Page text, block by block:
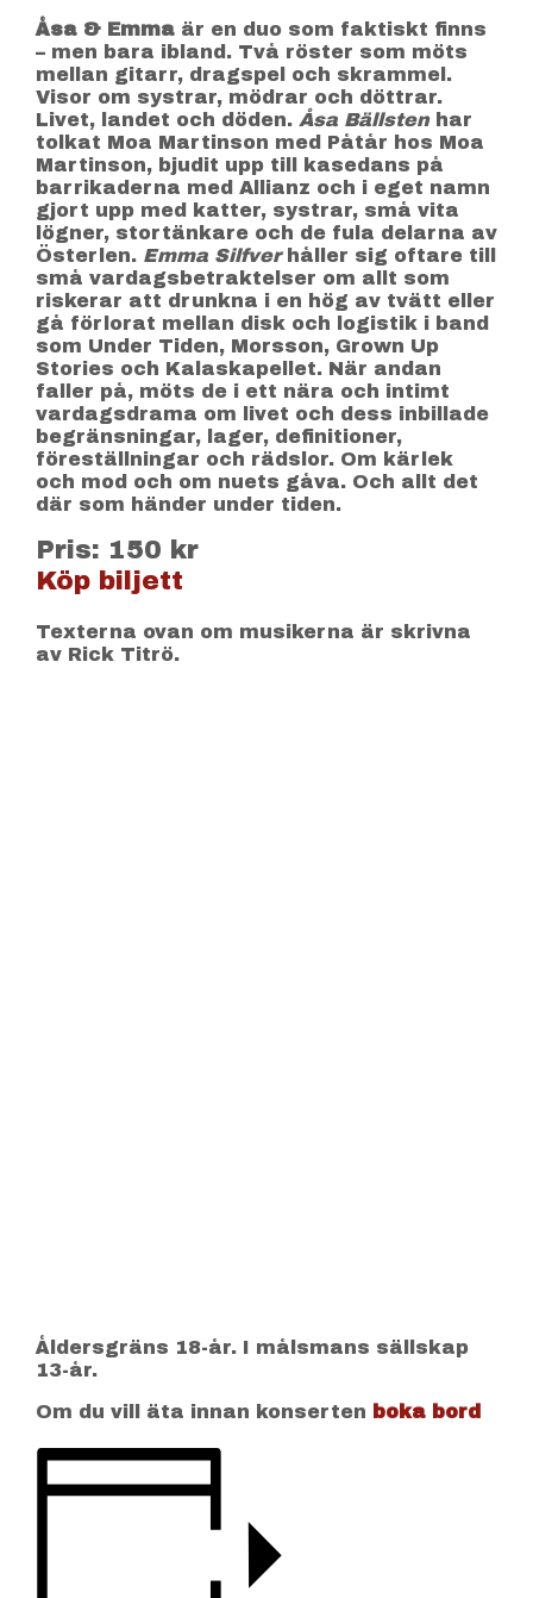
Åsa & Emma är en duo som faktiskt finns
– men bara ibland. Två röster som möts
mellan gitarr, dragspel och skrammel.
Visor om systrar, mödrar och döttrar.
Livet, landet och döden. Åsa Bällstenhar
tolkat Moa Martinson med Påtår hos Moa
Martinson, bjudit upp till kasedans på
barrikaderna med Allianz och i eget namn
gjort upp med katter, systrar, små vita
lögner, stortänkare och de fula delarna av
Österlen. Emma Silfverhåller sig oftare till
små vardagsbetraktelser om allt som
riskerar att drunkna i en hög av tvätt eller
gå förlorat mellan disk och logistik i band
som Under Tiden, Morsson, Grown Up
Stories och Kalaskapellet. När andan
faller på, möts de i ett nära och intimt
vardagsdrama om livet och dess inbillade
begränsningar, lager, definitioner,
föreställningar och rädslor. Om kärlek
och mod och om nuets gåva. Och allt det
där som händer under tiden.
Pris: 150 kr
Köp biljett
Texterna ovan om musikerna är skrivna
av Rick Titrö.
Åldersgräns 18-år. I målsmans sällskap
13-år.
Om du vill äta innan konserten boka bord